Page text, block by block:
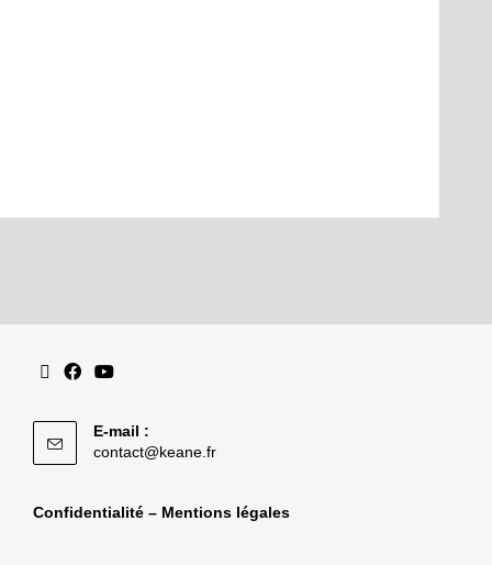
E-mail :
contact@keane.fr
Confidentialité – Mentions légales